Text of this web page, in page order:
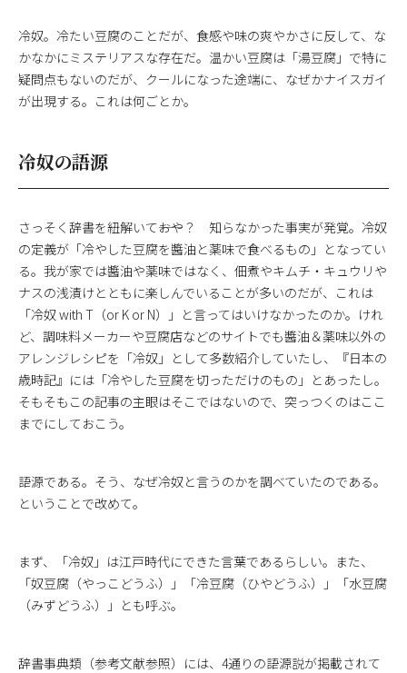
冷奴。冷たい豆腐のことだが、食感や味の爽やかさに反して、な
かなかにミステリアスな存在だ。温かい豆腐は「湯豆腐」で特に
疑問点もないのだが、クールになった途端に、なぜかナイスガイ
が出現する。これは何ごとか。
冷奴の語源
さっそく辞書を紐解いて――おや？ 知らなかった事実が発覚。冷奴
の定義が「冷やした豆腐を醬油と薬味で食べるもの」となってい
る。我が家では醬油や薬味ではなく、佃煮やキムチ・キュウリや
ナスの浅漬けとともに楽しんでいることが多いのだが、これは
「冷奴 with T（or K or N）」と言ってはいけなかったのか。けれ
ど、調味料メーカーや豆腐店などのサイトでも醬油＆薬味以外の
アレンジレシピを「冷奴」として多数紹介していたし、『日本の
歳時記』には「冷やした豆腐を切っただけのもの」とあったし。
そもそもこの記事の主眼はそこではないので、突っつくのはここ
までにしておこう。
語源である。そう、なぜ冷奴と言うのかを調べていたのである。
ということで改めて。
まず、「冷奴」は江戸時代にできた言葉であるらしい。また、
「奴豆腐（やっこどうふ）」「冷豆腐（ひやどうふ）」「水豆腐
（みずどうふ）」とも呼ぶ。
辞書事典類（参考文献参照）には、4通りの語源説が掲載されて